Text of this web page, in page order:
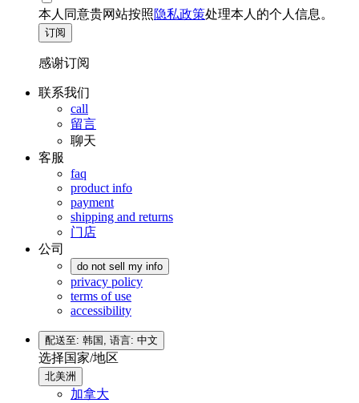
本人同意贵网站按照隐私政策处理本人的个人信息。
订阅
感谢订阅
联系我们
call
留言
聊天
客服
faq
product info
payment
shipping and returns
门店
公司
do not sell my info
privacy policy
terms of use
accessibility
配送至: 韩国, 语言: 中文
选择国家/地区
北美洲
加拿大